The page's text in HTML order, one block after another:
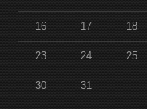
16 17 18
23 24 25
30 31